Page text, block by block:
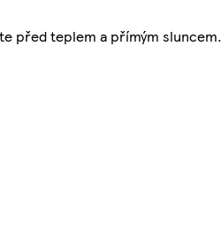
před teplem a přímým